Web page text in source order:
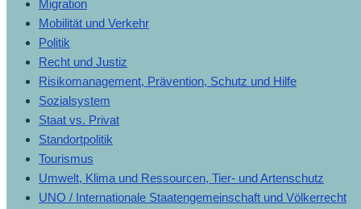
Migration
Mobilität und Verkehr
Politik
Recht und Justiz
Risikomanagement, Prävention, Schutz und Hilfe
Sozialsystem
Staat vs. Privat
Standortpolitik
Tourismus
Umwelt, Klima und Ressourcen, Tier- und Artenschutz
UNO / Internationale Staatengemeinschaft und Völkerrecht